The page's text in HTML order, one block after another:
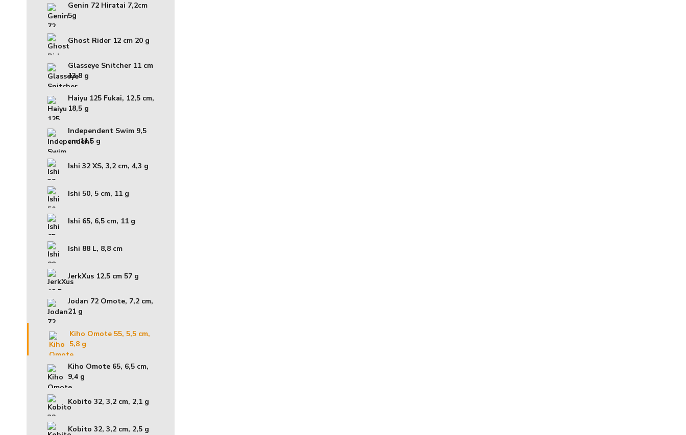
Genin 72 Hiratai 7,2cm
5g
Ghost Rider 12 cm 20 g
Glasseye Snitcher 11 cm
13,8 g
Haiyu 125 Fukai, 12,5 cm,
18,5 g
Independent Swim 9,5
cm 11,5 g
Ishi 32 XS, 3,2 cm, 4,3 g
Ishi 50, 5 cm, 11 g
Ishi 65, 6,5 cm, 11 g
Ishi 88 L, 8,8 cm
JerkXus 12,5 cm 57 g
Jodan 72 Omote, 7,2 cm,
21 g
Kiho Omote 55, 5,5 cm,
5,8 g
Kiho Omote 65, 6,5 cm,
9,4 g
Kobito 32, 3,2 cm, 2,1 g
Kobito 32, 3,2 cm, 2,5 g